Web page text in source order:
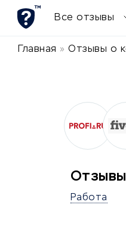
Все отзывы
Главная » Отзывы о
Работа